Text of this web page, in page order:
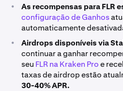
• As recompensas para FLR
configuração de Ganhos
automaticamente
• Airdrops disponíveis via
continuar a ganhar
seu FLR na Kraken Proe
taxas de airdrop estão
30-40% APR.